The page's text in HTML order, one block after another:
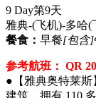
9 Day第9天
雅典-(飞机)-多哈(
餐食： 早餐[包含]
参考航班： QR
●【雅典奥特莱斯
建筑，拥有 110